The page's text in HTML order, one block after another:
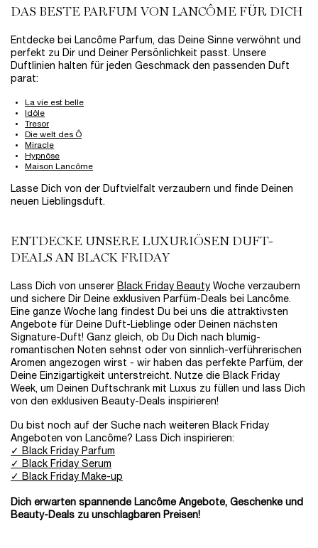
DAS BESTE PARFUM VON LANCÔME FÜR DICH
Entdecke bei Lancôme Parfum, das Deine Sinne verwöhnt und
perfekt zu Dir und Deiner Persönlichkeit passt. Unsere
Duftlinien halten für jeden Geschmack den passenden Duft
parat:
La vie est belle
Idôle
Tresor
Die welt des Ô
Miracle
Hypnôse
Maison Lancôme
Lasse Dich von der Duftvielfalt verzaubern und finde Deinen
neuen Lieblingsduft.
ENTDECKE UNSERE LUXURIÖSEN DUFT-
DEALS AN BLACK FRIDAY
Lass Dich von unserer Black Friday Beauty Woche verzaubern
und sichere Dir Deine exklusiven Parfüm-Deals bei Lancôme.
Eine ganze Woche lang findest Du bei uns die attraktivsten
Angebote für Deine Duft-Lieblinge oder Deinen nächsten
Signature-Duft! Ganz gleich, ob Du Dich nach blumig-
romantischen Noten sehnst oder von sinnlich-verführerischen
Aromen angezogen wirst - wir haben das perfekte Parfüm, der
Deine Einzigartigkeit unterstreicht. Nutze die Black Friday
Week, um Deinen Duftschrank mit Luxus zu füllen und lass Dich
von den exklusiven Beauty-Deals inspirieren!
Du bist noch auf der Suche nach weiteren Black Friday
Angeboten von Lancôme? Lass Dich inspirieren:
✓ Black Friday Parfum
✓ Black Friday Serum
✓ Black Friday Make-up
Dich erwarten spannende Lancôme Angebote, Geschenke und
Beauty-Deals zu unschlagbaren Preisen!